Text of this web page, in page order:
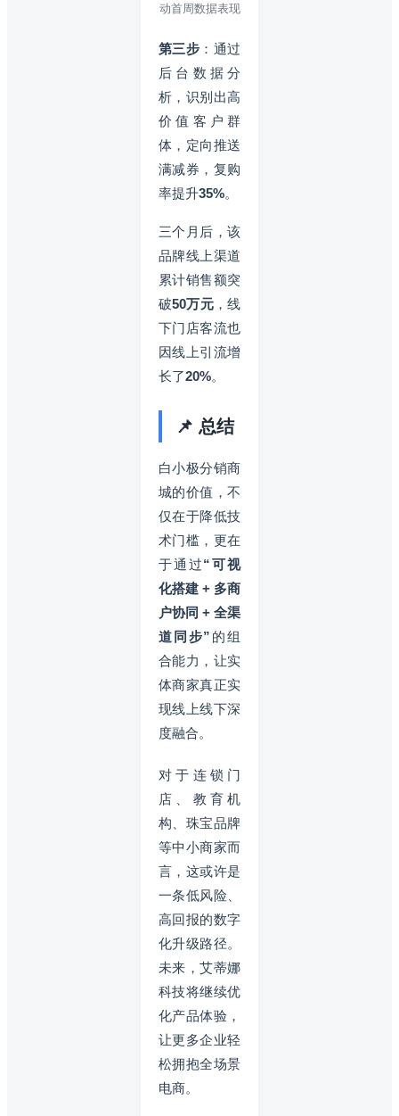
动首周数据表现
第三步 ：通过
后台数据分
析，识别出高
价值客户群
体，定向推送
满减券，复购
率提升35%。
三个月后，该
品牌线上渠道
累计销售额突
破50万元，线
下门店客流也
因线上引流增
长了20%。
📌 总结
白小极分销商
城的价值，不
仅在于降低技
术门槛，更在
于通过“可视
化搭建 + 多商
户协同 + 全渠
道同步” 的组
合能力，让实
体商家真正实
现线上线下深
度融合。
对于连锁门
店、教育机
构、珠宝品牌
等中小商家而
言，这或许是
一条低风险、
高回报的数字
化升级路径。
未来，艾蒂娜
科技将继续优
化产品体验，
让更多企业轻
松拥抱全场景
电商。